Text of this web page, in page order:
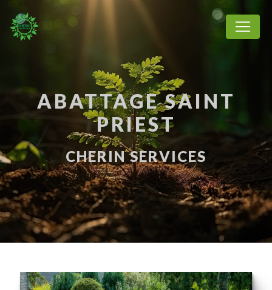
ABATTAGE SAINT
PRIEST
CHERIN SERVICES
Panneau de gestion des cookies